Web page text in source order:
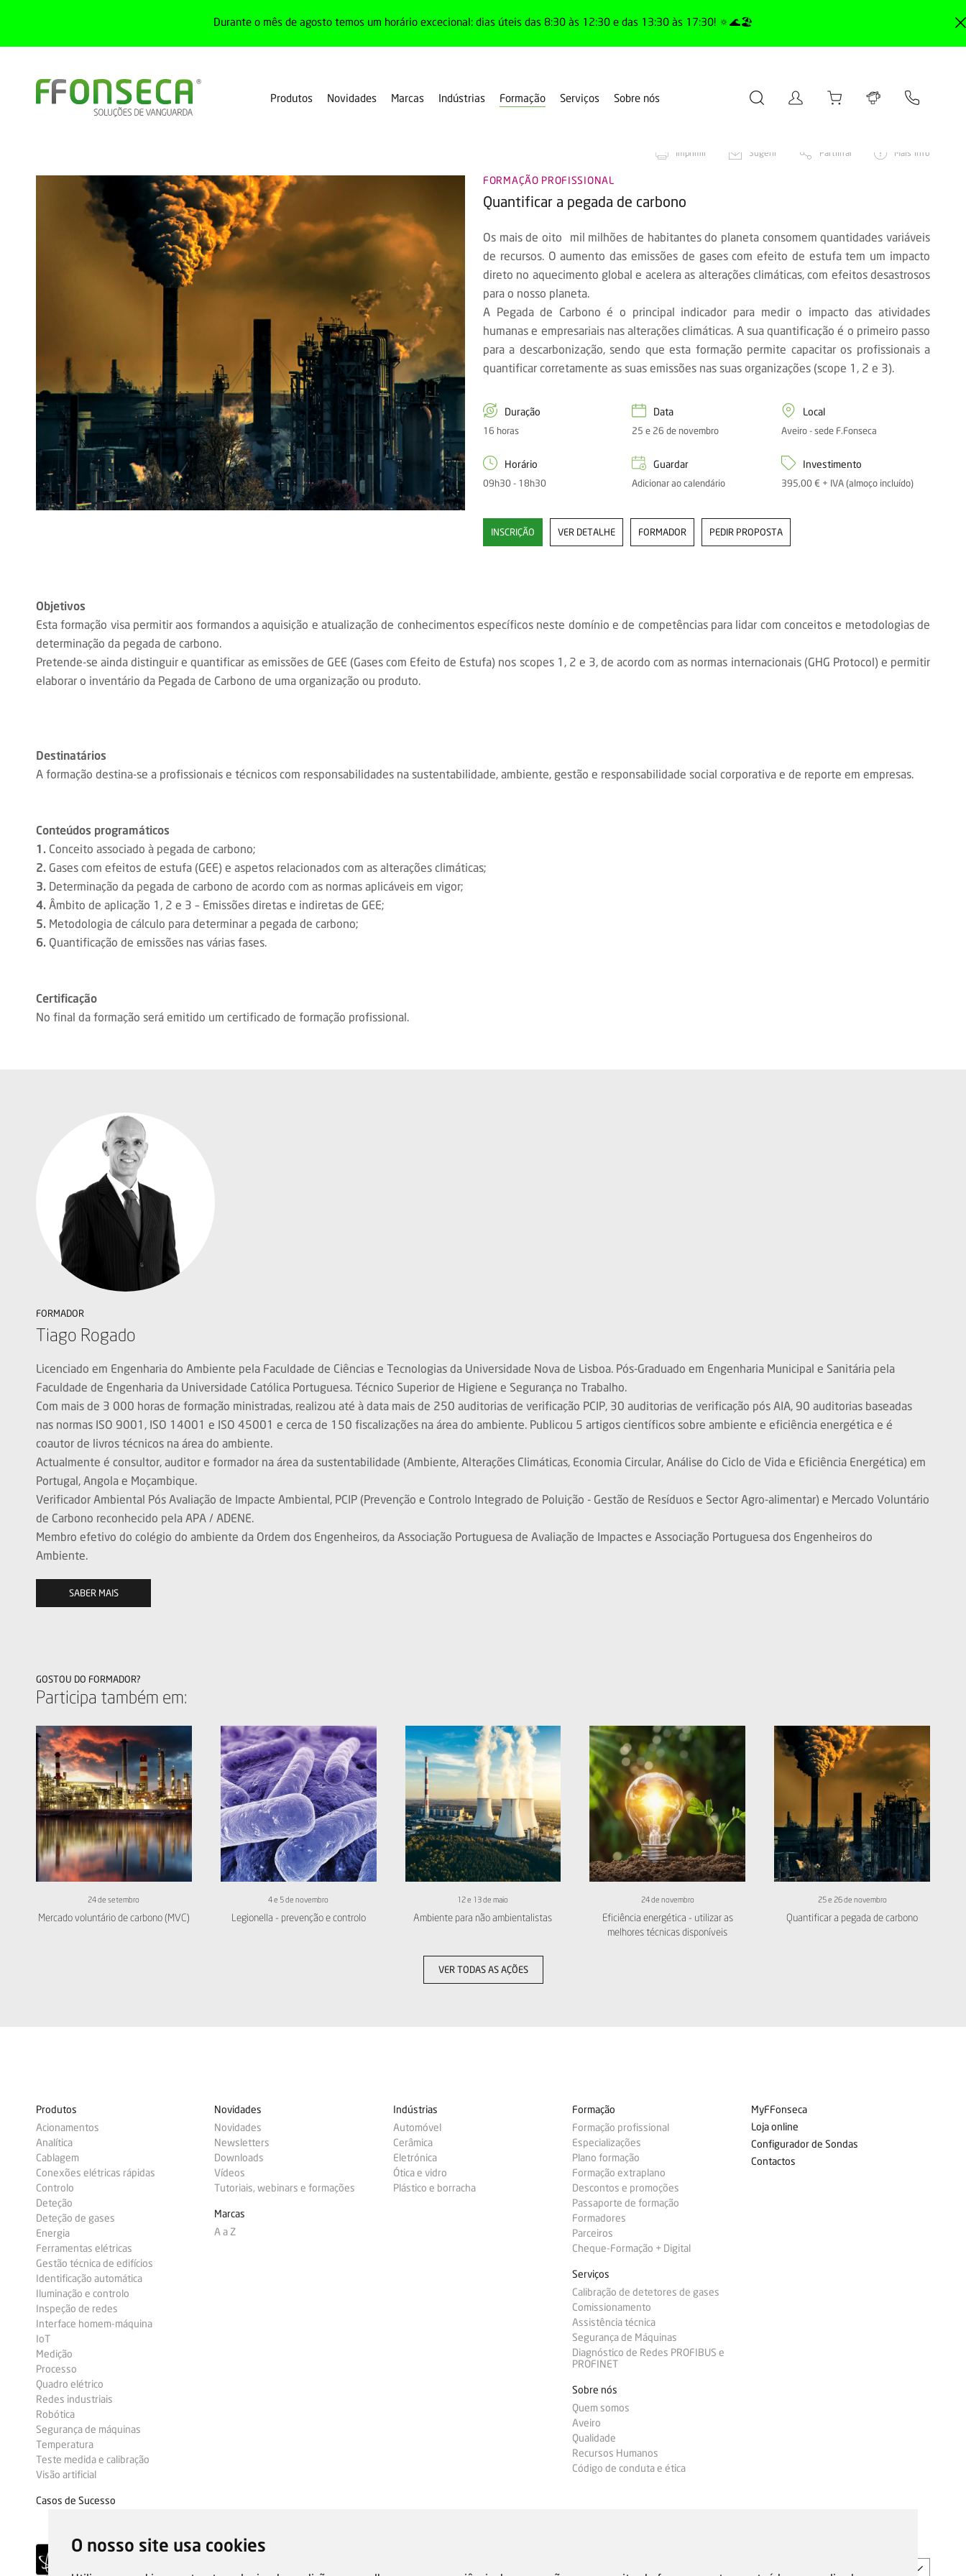
O nosso site usa cookies
Durante o mês de agosto temos um horário excecional: dias úteis das 8:30 às 12:30 e das 13:30 às 17:30! 🔅🌊🏖️
Produtos Novidades Marcas Indústrias Formação Serviços Sobre nós
Imprimir
Sugerir Partilhar Mais info
FORMAÇÃO PROFISSIONAL
Quantificar a pegada de carbono
Os mais de oito mil milhões de habitantes do planeta consomem quantidades variáveis
de recursos. O aumento das emissões de gases com efeito de estufa tem um impacto
direto no aquecimento global e acelera as alterações climáticas, com efeitos desastrosos
para o nosso planeta.
A Pegada de Carbono é o principal indicador para medir o impacto das atividades
humanas e empresariais nas alterações climáticas. A sua quantificação é o primeiro passo
para a descarbonização, sendo que esta formação permite capacitar os profissionais a
quantificar corretamente as suas emissões nas suas organizações (scope 1, 2 e 3).
Duração
16 horas
Data
25 e 26 de novembro
Local
Aveiro - sede F.Fonseca
Horário
09h30 - 18h30
Guardar
Adicionar ao calendário
Investimento
395,00 € + IVA (almoço incluído)
INSCRIÇÃO VER DETALHE FORMADOR PEDIR PROPOSTA
Objetivos
Esta formação visa permitir aos formandos a aquisição e atualização de conhecimentos específicos neste domínio e de competências para lidar com conceitos e metodologias de
determinação da pegada de carbono.
Pretende-se ainda distinguir e quantificar as emissões de GEE (Gases com Efeito de Estufa) nos scopes 1, 2 e 3, de acordo com as normas internacionais (GHG Protocol) e permitir
elaborar o inventário da Pegada de Carbono de uma organização ou produto.
Destinatários
A formação destina-se a profissionais e técnicos com responsabilidades na sustentabilidade, ambiente, gestão e responsabilidade social corporativa e de reporte em empresas.
Conteúdos programáticos
1. Conceito associado à pegada de carbono;
2. Gases com efeitos de estufa (GEE) e aspetos relacionados com as alterações climáticas;
3. Determinação da pegada de carbono de acordo com as normas aplicáveis em vigor;
4. Âmbito de aplicação 1, 2 e 3 – Emissões diretas e indiretas de GEE;
5. Metodologia de cálculo para determinar a pegada de carbono;
6. Quantificação de emissões nas várias fases.
Certificação
No final da formação será emitido um certificado de formação profissional.
FORMADOR
Tiago Rogado
Licenciado em Engenharia do Ambiente pela Faculdade de Ciências e Tecnologias da Universidade Nova de Lisboa. Pós-Graduado em Engenharia Municipal e Sanitária pela
Faculdade de Engenharia da Universidade Católica Portuguesa. Técnico Superior de Higiene e Segurança no Trabalho.
Com mais de 3 000 horas de formação ministradas, realizou até à data mais de 250 auditorias de verificação PCIP, 30 auditorias de verificação pós AIA, 90 auditorias baseadas
nas normas ISO 9001, ISO 14001 e ISO 45001 e cerca de 150 fiscalizações na área do ambiente. Publicou 5 artigos científicos sobre ambiente e eficiência energética e é
coautor de livros técnicos na área do ambiente.
Actualmente é consultor, auditor e formador na área da sustentabilidade (Ambiente, Alterações Climáticas, Economia Circular, Análise do Ciclo de Vida e Eficiência Energética) em
Portugal, Angola e Moçambique.
Verificador Ambiental Pós Avaliação de Impacte Ambiental, PCIP (Prevenção e Controlo Integrado de Poluição - Gestão de Resíduos e Sector Agro-alimentar) e Mercado Voluntário
de Carbono reconhecido pela APA / ADENE.
Membro efetivo do colégio do ambiente da Ordem dos Engenheiros, da Associação Portuguesa de Avaliação de Impactes e Associação Portuguesa dos Engenheiros do
Ambiente.
SABER MAIS
GOSTOU DO FORMADOR?
Participa também em:
24 de setembro
Mercado voluntário de carbono (MVC)
4 e 5 de novembro
Legionella - prevenção e controlo
12 e 13 de maio
Ambiente para não ambientalistas
24 de novembro
Eficiência energética - utilizar as
melhores técnicas disponíveis
25 e 26 de novembro
Quantificar a pegada de carbono
VER TODAS AS AÇÕES
Produtos
Acionamentos
Analítica
Cablagem
Conexões elétricas rápidas
Controlo
Deteção
Deteção de gases
Energia
Ferramentas elétricas
Gestão técnica de edifícios
Identificação automática
Iluminação e controlo
Inspeção de redes
Interface homem-máquina
IoT
Medição
Processo
Quadro elétrico
Redes industriais
Robótica
Segurança de máquinas
Temperatura
Teste medida e calibração
Visão artificial
Casos de Sucesso
Novidades
Novidades
Newsletters
Downloads
Vídeos
Tutoriais, webinars e formações
Marcas
A a Z
Indústrias
Automóvel
Cerâmica
Eletrónica
Ótica e vidro
Plástico e borracha
Formação
Formação profissional
Especializações
Plano formação
Formação extraplano
Descontos e promoções
Passaporte de formação
Formadores
Parceiros
Cheque-Formação + Digital
Serviços
Calibração de detetores de gases
Comissionamento
Assistência técnica
Segurança de Máquinas
Diagnóstico de Redes PROFIBUS e
PROFINET
Sobre nós
Quem somos
Aveiro
Qualidade
Recursos Humanos
Código de conduta e ética
MyFFonseca
Loja online
Configurador de Sondas
Contactos